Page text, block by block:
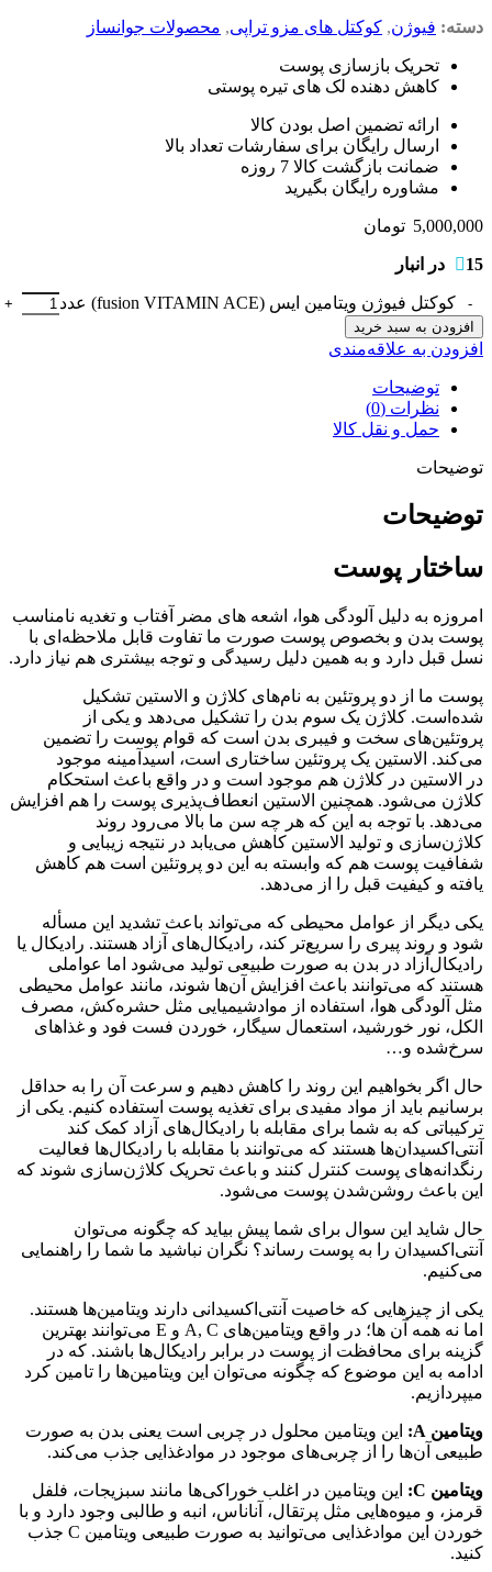
دسته: فیوژن, کوکتل های مزو تراپی, محصولات جوانساز
تحریک بازسازی پوست
کاهش دهنده لک های تیره پوستی
ارائه تضمین اصل بودن کالا
ارسال رایگان برای سفارشات تعداد بالا
ضمانت بازگشت کالا 7 روزه
مشاوره رایگان بگیرید
5,000,000 تومان
15 در انبار
کوکتل فیوژن ویتامین ایس (fusion VITAMIN ACE) عدد
افزودن به سبد خرید
افزودن به علاقه‌مندی
توضیحات
نظرات (0)
حمل و نقل کالا
توضیحات
توضیحات
ساختار پوست
امروزه به دلیل آلودگی هوا، اشعه های مضر آفتاب و تغدیه نامناسب
پوست بدن و بخصوص پوست صورت ما تفاوت قابل ملاحظه‌ای با
نسل قبل دارد و به همین دلیل رسیدگی و توجه بیشتری هم نیاز دارد.
پوست ما از دو پروتئین به نام‌های کلاژن و الاستین تشکیل
شده‌است. کلاژن یک سوم بدن را تشکیل می‌دهد و یکی از
پروتئین‌های سخت و فیبری بدن است که قوام پوست را تضمین
می‌کند. الاستین یک پروتئین ساختاری است، اسیدآمینه موجود
در الاستین در کلاژن هم موجود است و در واقع باعث استحکام
کلاژن می‌شود. همچنین الاستین انعطاف‌پذیری پوست را هم افزایش
می‌دهد. با توجه به این که هر چه سن ما بالا می‌رود روند
کلاژن‌سازی و تولید الاستین کاهش می‌یابد در نتیجه زیبایی و
شفافیت پوست هم که وابسته به این دو پروتئین است هم کاهش
یافته و کیفیت قبل را از می‌دهد.
یکی دیگر از عوامل محیطی که می‌تواند باعث تشدید این مسأله
شود و روند پیری را سریع‌تر کند، رادیکال‌های آزاد هستند. رادیکال یا
رادیکال‌آزاد در بدن به صورت طبیعی تولید می‌شود اما عواملی
هستند که می‌توانند باعث افزایش آن‌ها شوند، مانند عوامل محیطی
مثل آلودگی هوا، استفاده از موادشیمیایی مثل حشره‌کش‌، مصرف
الکل، نور خورشید، استعمال سیگار، خوردن فست فود و غذا‌های
سرخ‌شده و…
حال اگر بخواهیم این روند را کاهش دهیم و سرعت آن را به حداقل
برسانیم باید از مواد مفیدی برای تغذیه پوست استفاده کنیم. یکی از
ترکیباتی که به شما برای مقابله با رادیکال‌های آزاد کمک کند
آنتی‌اکسیدان‌ها هستند که می‌توانند با مقابله با رادیکال‌ها فعالیت
رنگدانه‌های پوست کنترل کنند و باعث تحریک کلاژن‌سازی شوند که
این باعث روشن‌شدن پوست می‌شود.
حال شاید این سوال برای شما پیش بیاید که چگونه می‌توان
آنتی‌اکسیدان‌ را به پوست رساند؟ نگران نباشید ما شما را راهنمایی
می‌کنیم.
یکی از چیزهایی که خاصیت آنتی‌اکسیدانی دارند ویتامین‌ها هستند.
اما نه همه آن ها؛ در واقع ویتامین‌های A, C و E می‌توانند بهترین
گزینه برای محافظت از پوست در برابر رادیکال‌ها باشند. که در
ادامه به این موضوع که چگونه می‌توان این ویتامین‌ها را تامین کرد
میپردازیم.
ویتامین A:
این ویتامین محلول در چربی است یعنی بدن به صورت
طبیعی آن‌ها را از چربی‌های موجود در موادغذایی جذب می‌کند.
ویتامین C:
این ویتامین در اغلب خوراکی‌ها مانند سبزیجات، فلفل
قرمز، و میوه‌هایی مثل پرتقال، آناناس،‌ انبه و طالبی وجود دارد و با
خوردن این موادغذایی می‌توانید به صورت طبیعی ویتامین C جذب
کنید.